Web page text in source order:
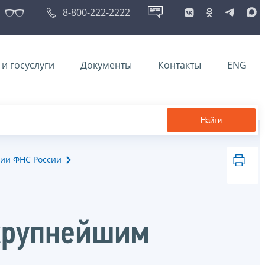
8-800-222-2222
госуслуги Документы Контакты ENG
Найти
ФНС России